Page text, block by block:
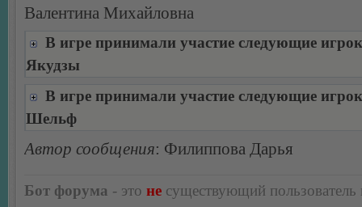
Валентина Михайловна
В игре принимали участие следующие
Якудзы
В игре принимали участие следующие
Шельф
Автор сообщения: Филиппова Дарья
Бот форума - это не существующий пользователь